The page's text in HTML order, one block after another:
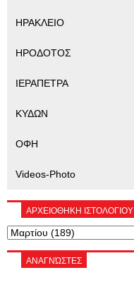
ΗΡΑΚΛΕΙΟ
ΗΡΟΔΟΤΟΣ
ΙΕΡΑΠΕΤΡΑ
ΚΥΔΩΝ
ΟΦΗ
Videos-Photo
ΑΡΧΕΙΟΘΗΚΗ ΙΣΤΟΛΟΓΙΟΥ
ΑΝΑΓΝΏΣΤΕΣ